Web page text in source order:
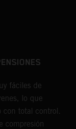
fáciles de
lo que
con total control.
compresión